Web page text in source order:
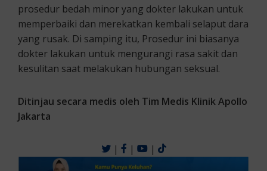
prosedur bedah minor yang dokter lakukan untuk
memperbaiki dan merekatkan kembali selaput dara
yang rusak. Di samping itu, Prosedur ini biasanya
dokter lakukan untuk mengurangi rasa sakit dan
kesulitan saat melakukan hubungan seksual.
Ditinjau secara medis oleh Tim Medis Klinik Apollo
Jakarta
| | |